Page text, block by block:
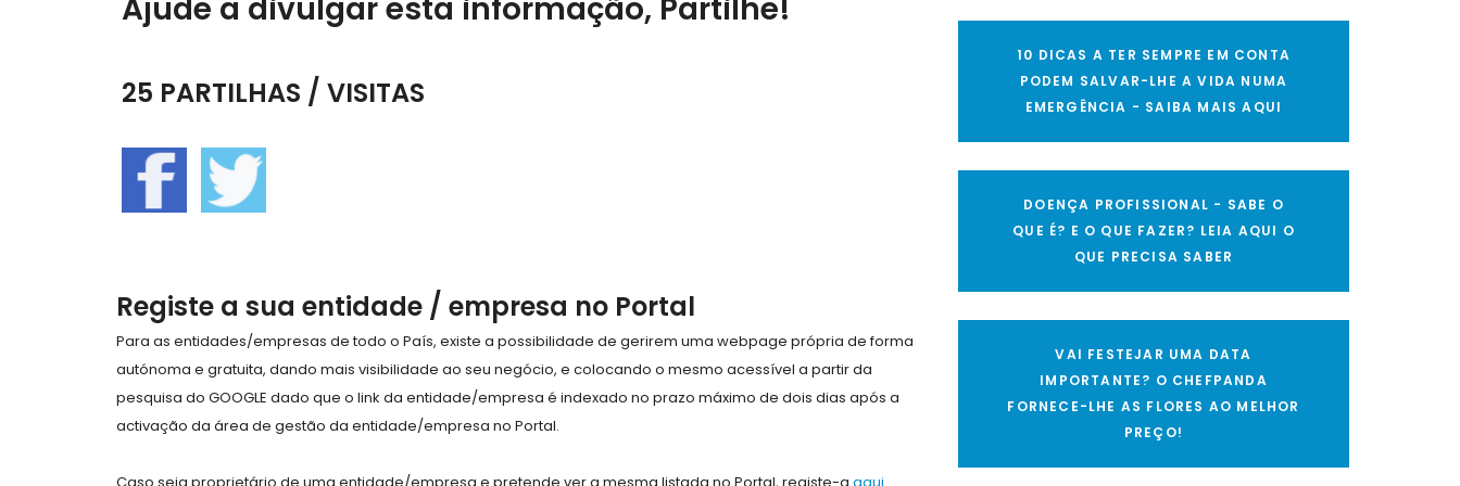
Ajude a divulgar esta informação, Partilhe!
25 PARTILHAS / VISITAS
Registe a sua entidade / empresa no Portal
Para as entidades/empresas de todo o País, existe a possibilidade de gerirem uma webpage própria de forma
autónoma e gratuita, dando mais visibilidade ao seu negócio, e colocando o mesmo acessível a partir da
pesquisa do GOOGLE dado que o link da entidade/empresa é indexado no prazo máximo de dois dias após a
activação da área de gestão da entidade/empresa no Portal.
10 DICAS A TER SEMPRE EM CONTA
PODEM SALVAR-LHE A VIDA NUMA
EMERGÊNCIA - SAIBA MAIS AQUI
DOENÇA PROFISSIONAL - SABE O
QUE É? E O QUE FAZER? LEIA AQUI O
QUE PRECISA SABER
VAI FESTEJAR UMA DATA
IMPORTANTE? O CHEFPANDA
FORNECE-LHE AS FLORES AO MELHOR
PREÇO!